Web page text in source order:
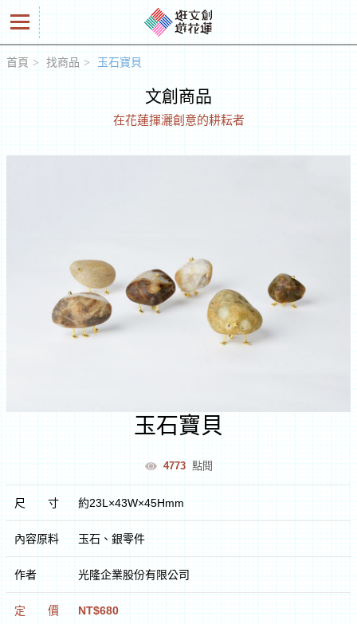
品
創
遊
花
首頁 找商品 玉石寶貝
文創商品
在花蓮揮灑創意的耕耘者
玉石寶貝
4773 點閱
尺寸 約23L×43W×45Hmm
內容原料 玉石、銀零件
作者 光隆企業股份有限公司
定價 NT$680